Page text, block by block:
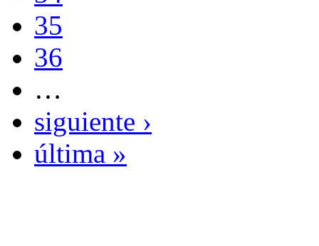
35
36
…
siguiente ›
última »